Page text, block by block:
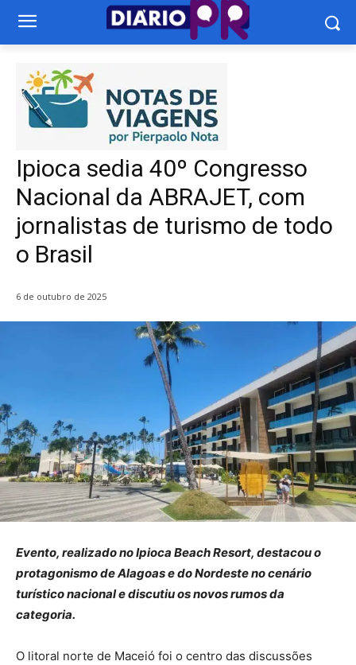
Ipioca sedia 40º Congresso
Nacional da ABRAJET, com
jornalistas de turismo de todo
o Brasil
6 de outubro de 2025
Evento, realizado no Ipioca Beach Resort, destacou o
protagonismo de Alagoas e do Nordeste no cenário
turístico nacional e discutiu os novos rumos da
categoria.
O litoral norte de Maceió foi o centro das discussões